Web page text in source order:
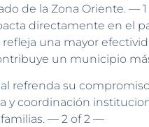
de la Zona Oriente. —
directamente en el
una mayor
un municipio
refrenda su
y coordinación
— 2 of 2 —